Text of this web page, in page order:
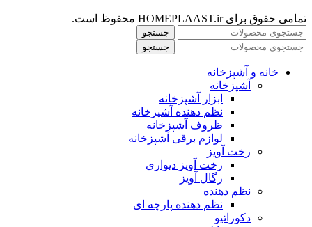
تمامی حقوق برای HOMEPLAAST.ir محفوظ است.
جستجو
جستجو
خانه و آشپزخانه
آشپزخانه
ابزار آشپزخانه
نظم دهنده آشپزخانه
ظروف آشپزخانه
لوازم برقی آشپزخانه
رخت آویز
رخت آویز دیواری
رگال آویز
نظم دهنده
نظم دهنده پارچه ای
دکوراتیو